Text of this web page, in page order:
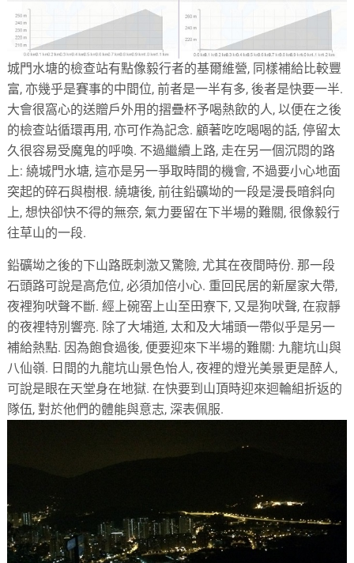
城門水塘的檢查站有點像毅行者的基爾維營, 同樣補給比較豐
富, 亦幾乎是賽事的中間位, 前者是一半有多, 後者是快要一半.
大會很窩心的送贈戶外用的摺疊杯予喝熱飲的人, 以便在之後
的檢查站循環再用, 亦可作為記念. 顧著吃吃喝喝的話, 停留太
久很容易受魔鬼的呼喚. 不過繼續上路, 走在另一個沉悶的路
上: 繞城門水塘, 這亦是另一爭取時間的機會, 不過要小心地面
突起的碎石與樹根. 繞塘後, 前往鉛礦坳的一段是漫長暗斜向
上, 想快卻快不得的無奈, 氣力要留在下半場的難關, 很像毅行
往草山的一段.
鉛礦坳之後的下山路既刺激又驚險, 尤其在夜間時份. 那一段
石頭路可說是高危位, 必須加倍小心. 重回民居的新屋家大帶,
夜裡狗吠聲不斷. 經上碗窑上山至田寮下, 又是狗吠聲, 在寂靜
的夜裡特別響亮. 除了大埔道, 太和及大埔頭一帶似乎是另一
補給熱點. 因為飽食過後, 便要迎來下半場的難關: 九龍坑山與
八仙嶺. 日間的九龍坑山景色怡人, 夜裡的燈光美景更是醉人,
可說是眼在天堂身在地獄. 在快要到山頂時迎來迴輪組折返的
隊伍, 對於他們的體能與意志, 深表佩服.